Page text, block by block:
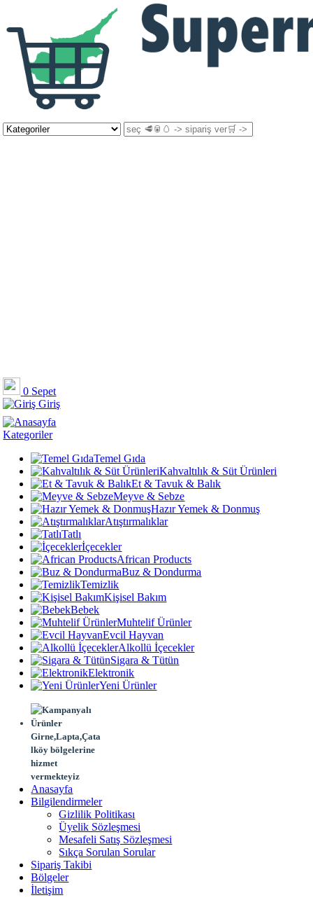
0 Sepet
Giriş
Kategoriler
Temel Gıda
Kahvaltılık & Süt Ürünleri
Et & Tavuk & Balık
Meyve & Sebze
Hazır Yemek & Donmuş
Atıştırmalıklar
Tatlı
İçecekler
African Products
Buz & Dondurma
Temizlik
Kişisel Bakım
Bebek
Muhtelif Ürünler
Evcil Hayvan
Alkollü İçecekler
Sigara & Tütün
Elektronik
Yeni Ürünler
Girne,Lapta,Çata
lköy bölgelerine
hizmet
vermekteyiz
Anasayfa
Bilgilendirmeler
Gizlilik Politikası
Üyelik Sözleşmesi
Mesafeli Satış Sözleşmesi
Sıkça Sorulan Sorular
Sipariş Takibi
Bölgeler
İletişim